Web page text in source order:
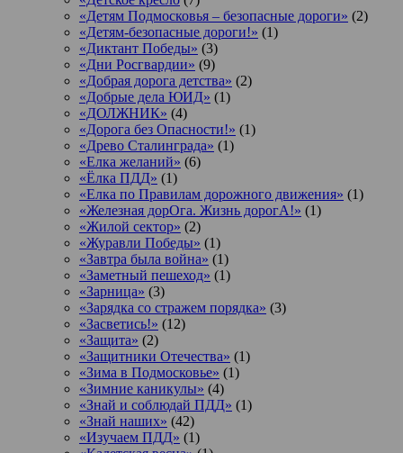
«Детям Подмосковья – безопасные дороги» (2)
«Детям-безопасные дороги!» (1)
«Диктант Победы» (3)
«Дни Росгвардии» (9)
«Добрая дорога детства» (2)
«Добрые дела ЮИД» (1)
«ДОЛЖНИК» (4)
«Дорога без Опасности!» (1)
«Древо Сталинграда» (1)
«Елка желаний» (6)
«Ёлка ПДД» (1)
«Елка по Правилам дорожного движения» (1)
«Железная дорОга. Жизнь дорогА!» (1)
«Жилой сектор» (2)
«Журавли Победы» (1)
«Завтра была война» (1)
«Заметный пешеход» (1)
«Зарница» (3)
«Зарядка со стражем порядка» (3)
«Засветись!» (12)
«Защита» (2)
«Защитники Отечества» (1)
«Зима в Подмосковье» (1)
«Зимние каникулы» (4)
«Знай и соблюдай ПДД» (1)
«Знай наших» (42)
«Изучаем ПДД» (1)